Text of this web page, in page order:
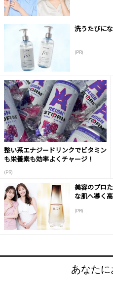
洗うたびに
(PR)
整い系エナジードリンクでビタミン
も栄養素も効率よくチャージ！
(PR)
美容のプロ
な肌へ導く
(PR)
あなた